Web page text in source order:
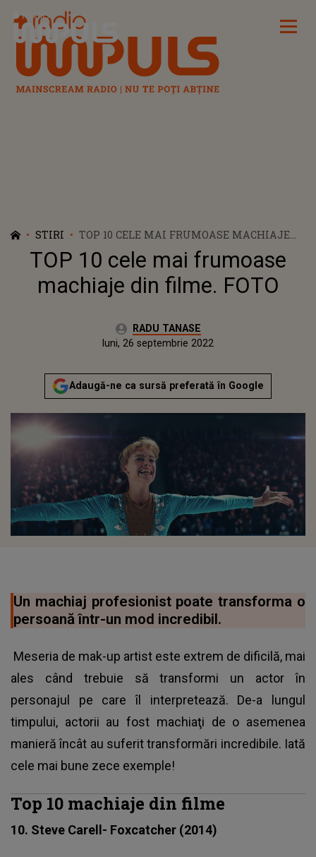
Radio Impuls
STIRI
TOP 10 CELE MAI FRUMOASE MACHIAJE
DIN FILME. FOTO
TOP 10 cele mai frumoase
machiaje din filme. FOTO
Autor:RADU TANASE
duminică, 26 septembrie 2021
Actualizat:
luni, 26 septembrie 2022
Adaugă-ne ca sursă preferată în Google
Un machiaj profesionist poate transforma o
persoană într-un mod incredibil.
Meseria de mak-up artist este extrem de dificilă, mai
ales când trebuie să transformi un actor în
personajul pe care îl interpretează. De-a lungul
timpului, actorii au fost machiaţi de o asemenea
manieră încât au suferit transformări incredibile. Iată
cele mai bune zece exemple!
Top 10 machiaje din filme
10. Steve Carell- Foxcatcher (2014)